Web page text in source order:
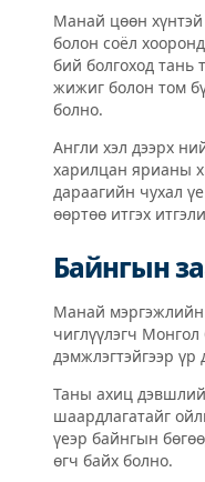
Манай цөөн
болон соёл
бий болгоход тань
жижиг болон том
болно.
Англи хэл дээрх
харилцан ярианы
дараагийн чухал
өөртөө итгэх
Байнгын
Манай
чиглүүлэгч
дэмжлэгтэйгээр үр
Таны ахиц
шаардлагатайг
үеэр байнгын
өгч байх болно.